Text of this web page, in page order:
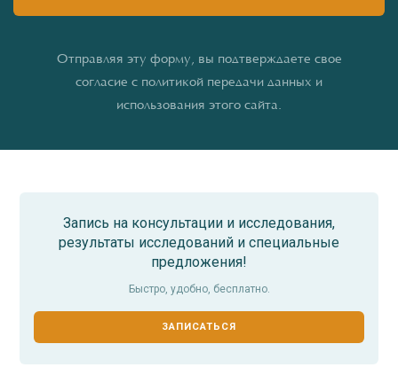
Отправляя эту форму, вы подтверждаете свое
согласие с политикой передачи данных и
использования этого сайта.
Запись на консультации и исследования,
результаты исследований и специальные
предложения!
Быстро, удобно, бесплатно.
ЗАПИСАТЬСЯ